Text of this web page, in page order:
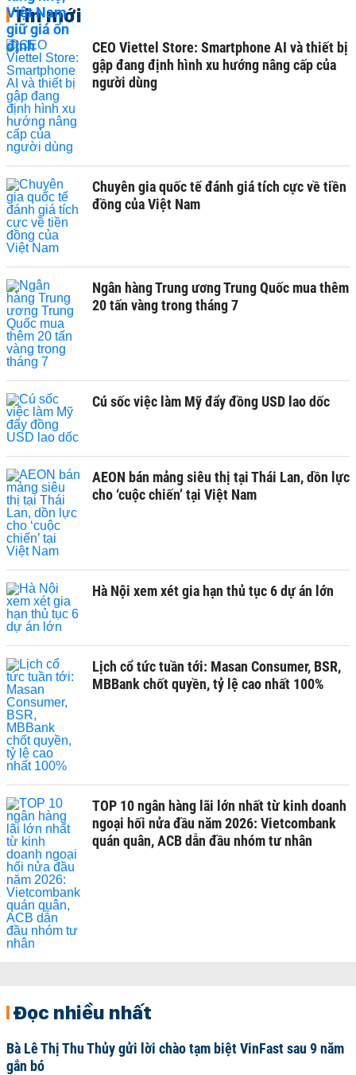
Tin mới
CEO Viettel Store: Smartphone AI và thiết bị
gập đang định hình xu hướng nâng cấp của
người dùng
Chuyên gia quốc tế đánh giá tích cực về tiền
đồng của Việt Nam
Ngân hàng Trung ương Trung Quốc mua thêm
20 tấn vàng trong tháng 7
Cú sốc việc làm Mỹ đẩy đồng USD lao dốc
AEON bán mảng siêu thị tại Thái Lan, dồn lực
cho ‘cuộc chiến’ tại Việt Nam
Hà Nội xem xét gia hạn thủ tục 6 dự án lớn
Lịch cổ tức tuần tới: Masan Consumer, BSR,
MBBank chốt quyền, tỷ lệ cao nhất 100%
TOP 10 ngân hàng lãi lớn nhất từ kinh doanh
ngoại hối nửa đầu năm 2026: Vietcombank
quán quân, ACB dẫn đầu nhóm tư nhân
Đọc nhiều nhất
Bà Lê Thị Thu Thủy gửi lời chào tạm biệt VinFast sau 9 năm
gắn bó